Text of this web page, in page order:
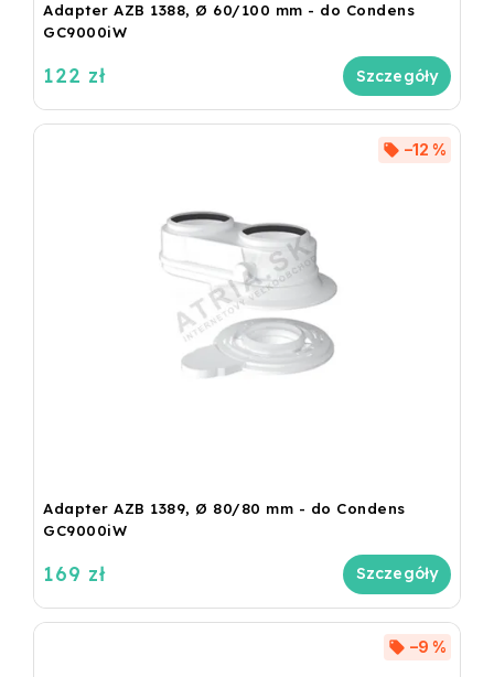
Adapter AZB 1388, Ø 60/100 mm - do Condens
GC9000iW
122 zł Szczegóły
Adapter AZB 1389, Ø 80/80 mm - do Condens
GC9000iW
–12 %
169 zł Szczegóły
–9 %